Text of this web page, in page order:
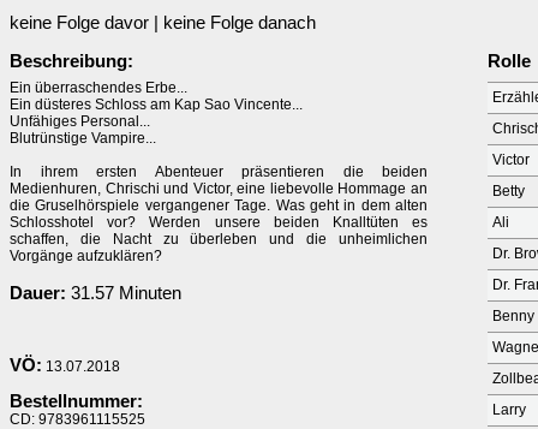
keine Folge davor | keine Folge danach
Beschreibung:
Ein überraschendes Erbe...
Ein düsteres Schloss am Kap Sao Vincente...
Unfähiges Personal...
Blutrünstige Vampire...
In ihrem ersten Abenteuer präsentieren die beiden
Medienhuren, Chrischi und Victor, eine liebevolle Hommage an
die Gruselhörspiele vergangener Tage. Was geht in dem alten
Schlosshotel vor? Werden unsere beiden Knalltüten es
schaffen, die Nacht zu überleben und die unheimlichen
Vorgänge aufzuklären?
Dauer: 31.57 Minuten
VÖ: 13.07.2018
Bestellnummer:
CD: 9783961115525
Rolle
Victor
Betty
Ali
Dr.
Dr.
Benny
Larry